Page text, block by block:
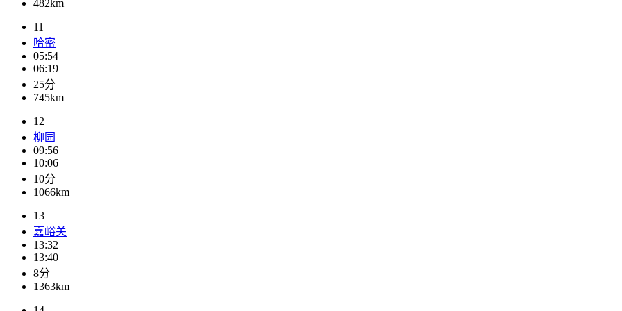
482km
11
哈密
05:54
06:19
25分
745km
12
柳园
09:56
10:06
10分
1066km
13
嘉峪关
13:32
13:40
8分
1363km